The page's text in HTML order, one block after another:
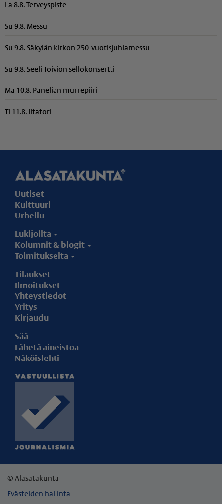
La 8.8. Terveyspiste
Su 9.8. Messu
Su 9.8. Säkylän kirkon 250-vuotisjuhlamessu
Su 9.8. Seeli Toivion sellokonsertti
Ma 10.8. Panelian murrepiiri
Ti 11.8. Iltatori
Uutiset
Kulttuuri
Urheilu
Lukijoilta
Kolumnit & blogit
Toimitukselta
Tilaukset
Ilmoitukset
Yhteystiedot
Yritys
Kirjaudu
Sää
Lähetä aineistoa
Näköislehti
© Alasatakunta
Evästeiden hallinta